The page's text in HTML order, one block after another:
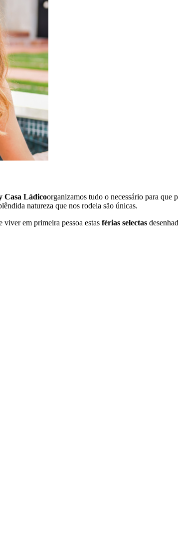
Casa Ládicoorganizamos tudo o necessário para que
natureza que nos rodeia são únicas.
viver em primeira pessoa estas férias selectas